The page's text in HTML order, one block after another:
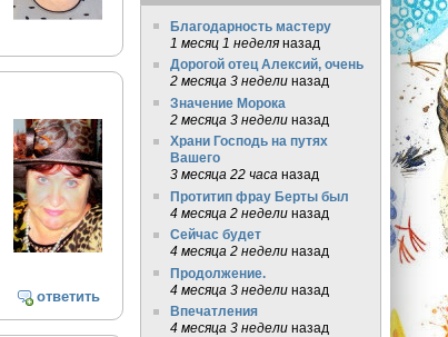
ответить
Благодарность мастеру
1 месяц 1 неделяназад
Дорогой отец Алексий, очень
2 месяца 3 неделиназад
Значение Морока
2 месяца 3 неделиназад
Храни Господь на путях
Вашего
3 месяца 22 часа назад
Протитип фрау Берты был
4 месяца 2 неделиназад
Сейчас будет
4 месяца 2 неделиназад
Продолжение.
4 месяца 3 неделиназад
Впечатления
4 месяца 3 неделиназад